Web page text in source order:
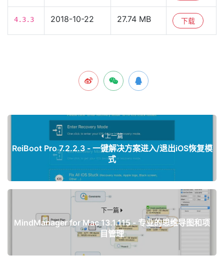
4.3.3 2018-10-22 27.74 MB 下载
上一篇
ReiBoot Pro 7.2.2.3 - 一键解决方案进入/退出iOS恢复模
式
下一篇
MindManager for Mac 13.1.115 - 专业的思维导图和项
目管理